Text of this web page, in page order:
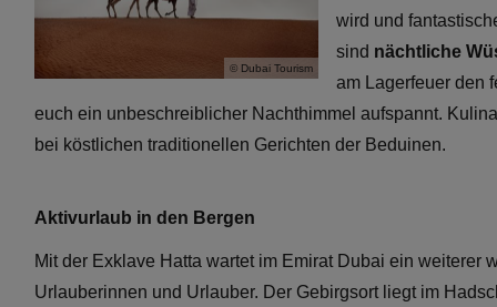
© Dubai Tourism
wird und
sind nächtliche
am Lagerfeuer den
euch ein unbeschreiblicher Nachthimmel aufspannt.
bei köstlichen traditionellen Gerichten der Beduinen.
Aktivurlaub in den Bergen
Mit der Exklave Hatta wartet im Emirat Dubai ein weiterer
Urlauberinnen und Urlauber. Der Gebirgsort liegt im